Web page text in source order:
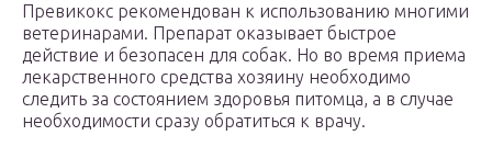
Превикокс рекомендован к использованию многими
ветеринарами. Препарат оказывает быстрое
действие и безопасен для собак. Но во время приема
лекарственного средства хозяину необходимо
следить за состоянием здоровья питомца, а в случае
необходимости сразу обратиться к врачу.